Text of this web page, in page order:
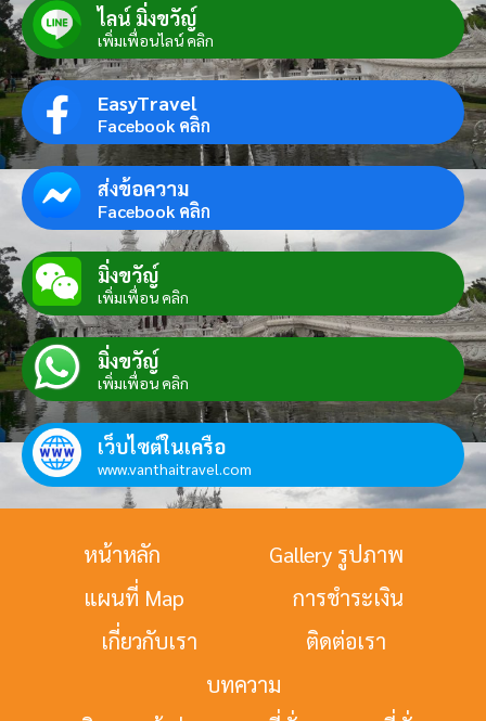
ไลน์ มิ่งขวัญ์
เพิ่มเพื่อนไลน์ คลิก
EasyTravel
Facebook คลิก
ส่งข้อความ
Facebook คลิก
มิ่งขวัญ์
เพิ่มเพื่อน คลิก
มิ่งขวัญ์
เพิ่มเพื่อน คลิก
เว็บไซต์ในเครือ
www.vanthaitravel.com
หน้าหลัก
Gallery รูปภาพ
แผนที่ Map
การชำระเงิน
เกี่ยวกับเรา
ติดต่อเรา
บทความ